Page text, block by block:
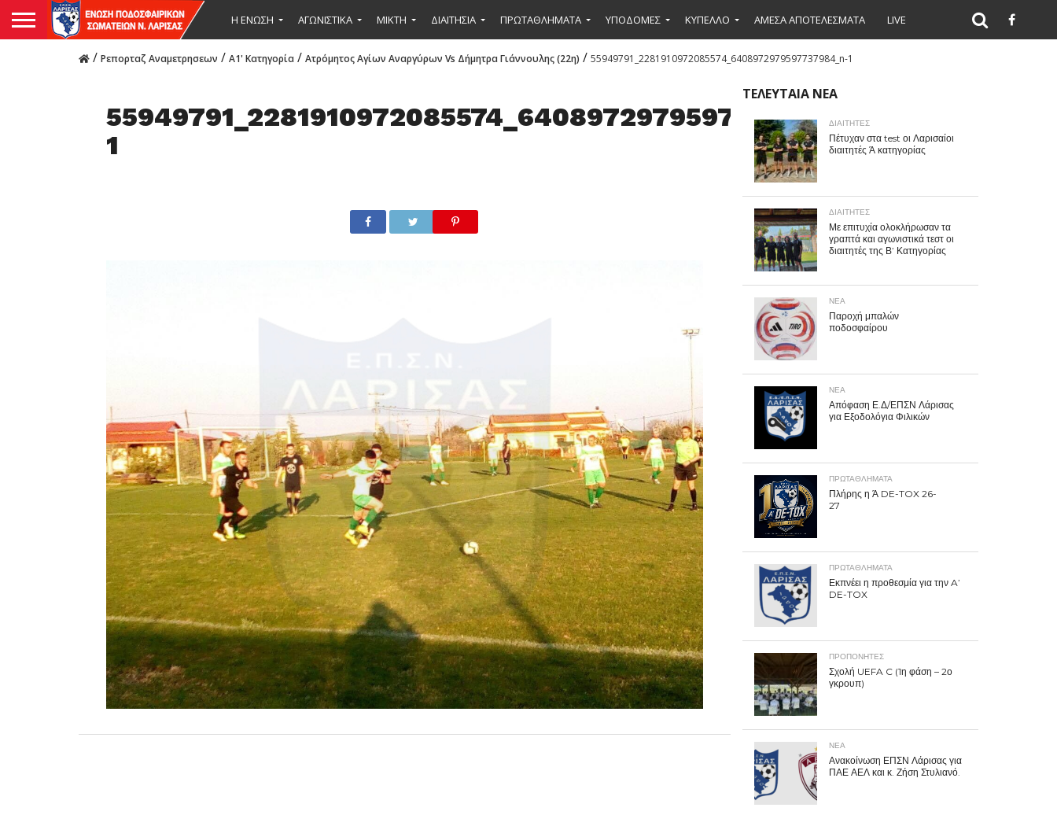
Η ΕΝΩΣΗ ΑΓΩΝΙΣΤΙΚΑ ΜΙΚΤΉ ΔΙΑΙΤΗΣΙΑ ΠΡΩΤΑΘΛΗΜΑΤΑ ΥΠΟΔΟΜΕΣ ΚΥΠΕΛΛΟ ΑΜΕΣΑ ΑΠΟΤΕΛΕΣΜΑΤΑ LIVE
/ Ρεπορταζ Αναμετρησεων / Α1' Κατηγορία / Ατρόμητος Αγίων Αναργύρων Vs Δήμητρα Γιάννουλης (22η) / 55949791_2281910972085574_6408972979597737984_n-1
55949791_2281910972085574_6408972979597737984_n-
1
ΤΕΛΕΥΤΑΙΑ ΝΕΑ
ΔΙΑΙΤΗΤΕΣ
Πέτυχαν στα test οι Λαρισαίοι
διαιτητές Ά κατηγορίας
ΔΙΑΙΤΗΤΕΣ
Με επιτυχία ολοκλήρωσαν τα
γραπτά και αγωνιστικά τεστ οι
διαιτητές της Β’ Κατηγορίας
ΝΕΑ
Παροχή μπαλών
ποδοσφαίρου
ΝΕΑ
Απόφαση Ε.Δ/ΕΠΣΝ Λάρισας
για Εξοδολόγια Φιλικών
ΠΡΩΤΑΘΛΉΜΑΤΑ
Πλήρης η Ά DE-TOX 26-
27
ΠΡΩΤΑΘΛΉΜΑΤΑ
Εκπνέει η προθεσμία για την A’
DE-TOX
ΠΡΟΠΟΝΗΤΈΣ
Σχολή UEFA C (1η φάση – 2ο
γκρουπ)
ΝΕΑ
Ανακοίνωση ΕΠΣΝ Λάρισας για
ΠΑΕ ΑΕΛ και κ. Ζήση Στυλιανό.